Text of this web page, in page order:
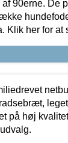
90erne. De
Klik her for at
på høj